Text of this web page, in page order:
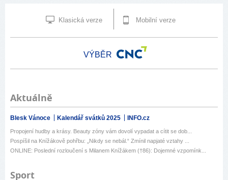
Klasická verze Mobilní verze
VÝBĚR
Aktuálně
Blesk Vánoce Kalendář svátků 2025 INFO.cz
Propojení hudby a krásy. Beauty zóny vám dovolí vypadat a cítit se dob...
Pospíšil na Knížákově pohřbu: „Nikdy se nebál.“ Zmínil napjaté vztahy ...
ONLINE: Poslední rozloučení s Milanem Knížákem (†86): Dojemné vzpomínk...
Sport